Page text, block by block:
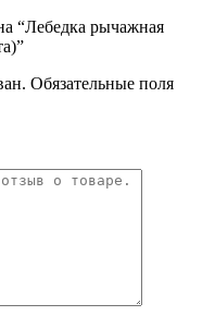
“Лебедка рычажная
Обязательные поля